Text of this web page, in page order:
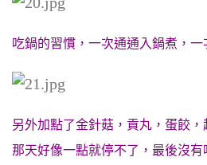
吃鍋的習慣，一次通通入鍋煮，
另外加點了金針菇，貢丸，蛋餃，
那天好像一點就停不了，最後沒有